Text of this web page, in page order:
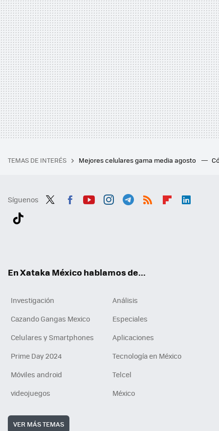
TEMAS DE INTERÉS Mejores celulares gama media agosto
Síguenos
En Xataka México hablamos de...
Investigación
Análisis
Cazando Gangas Mexico
Especiales
Celulares y Smartphones
Aplicaciones
Prime Day 2024
Tecnología en México
Móviles android
Telcel
videojuegos
México
VER MÁS TEMAS